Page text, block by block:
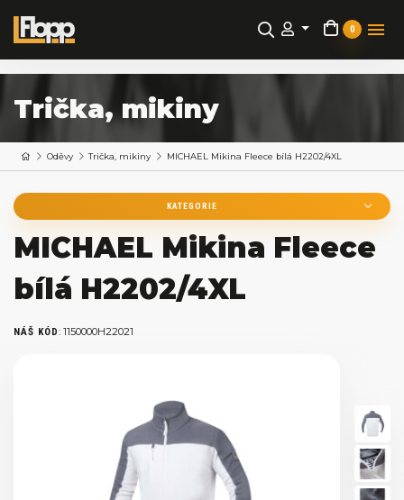
0
Trička, mikiny
Oděvy Trička, mikiny MICHAEL Mikina Fleece bílá H2202/4XL
KATEGORIE
MICHAEL Mikina Fleece
bílá H2202/4XL
NÁŠ KÓD: 1150000H22021